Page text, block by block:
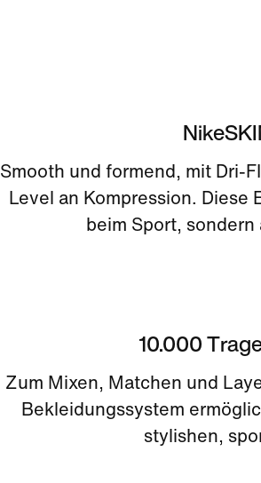
Smooth und formend, mit Dri-
Level an Kompression. Diese
beim Sport,
10.000
Zum Mixen, Matchen und
Bekleidungssystem
stylishen,